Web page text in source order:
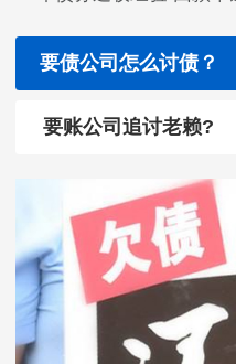
要债公司怎么讨债？
要账公司追讨老赖?